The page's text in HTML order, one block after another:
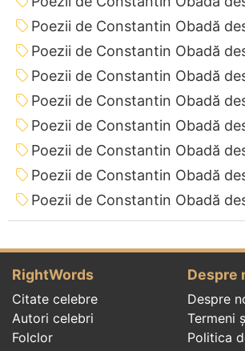
Poezii de Constantin Obadă
Poezii de Constantin Obadă
Poezii de Constantin Obadă
Poezii de Constantin Obadă
Poezii de Constantin Obadă
Poezii de Constantin Obadă
Poezii de Constantin Obadă
Poezii de Constantin Obadă
RightWords
Citate celebre
Autori celebri
Folclor
Despre
Despre
Termeni
Politica